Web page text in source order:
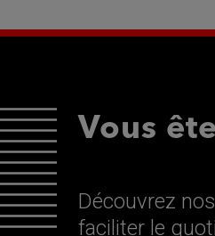
Vous
Découvrez
faciliter le